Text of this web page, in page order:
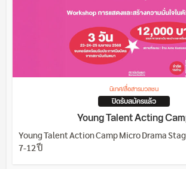
นิเทศ/สื่อสารมวลชน
ปิดรับสมัครแล้ว
Young Talent Acting
Young Talent Action Camp Micro Drama
7-12 ปี